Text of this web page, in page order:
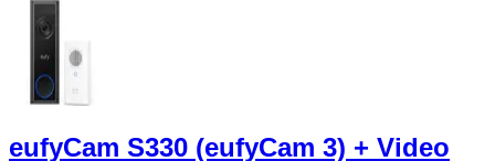
eufyCam S330 (eufyCam 3) + Video